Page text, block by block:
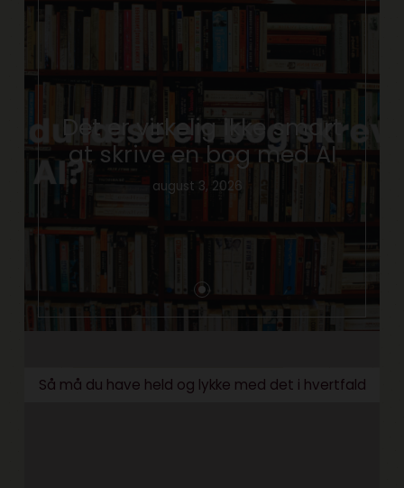
Det er virkelig ikke smart
at skrive en bog med AI
august 3, 2026
Så må du have held og lykke med det i hvertfald